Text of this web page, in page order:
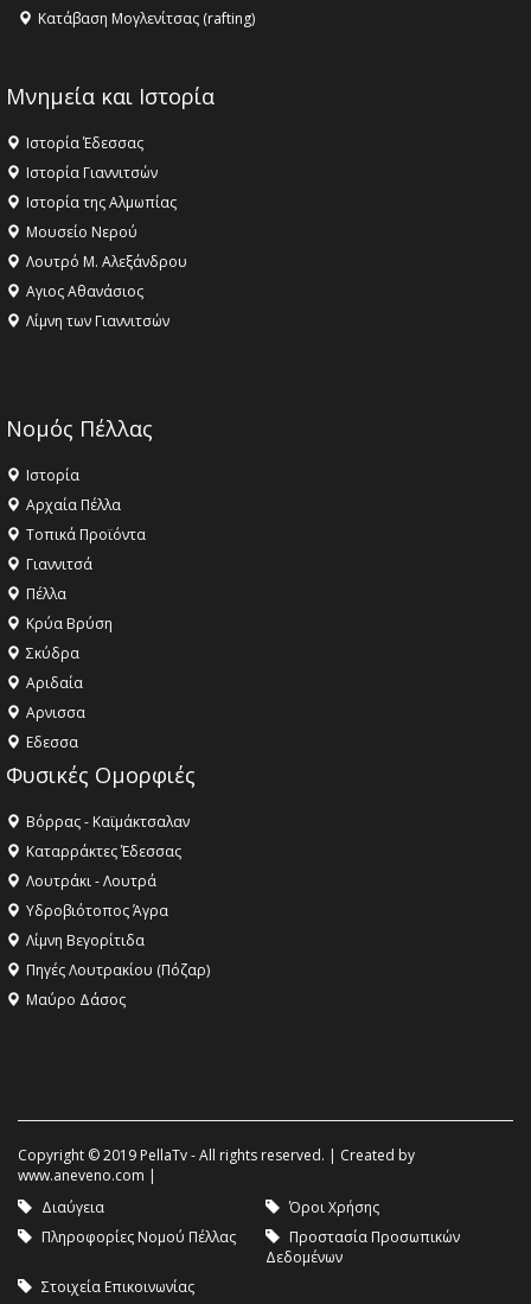
Κατάβαση Μογλενίτσας (rafting)
Μνημεία και Ιστορία
Ιστορία Έδεσσας
Ιστορία Γιαννιτσών
Ιστορία της Αλμωπίας
Μουσείο Νερού
Λουτρό Μ. Αλεξάνδρου
Αγιος Αθανάσιος
Λίμνη των Γιαννιτσών
Νομός Πέλλας
Ιστορία
Αρχαία Πέλλα
Τοπικά Προϊόντα
Γιαννιτσά
Πέλλα
Κρύα Βρύση
Σκύδρα
Αριδαία
Aρνισσα
Eδεσσα
Φυσικές Ομορφιές
Βόρρας - Καϊμάκτσαλαν
Καταρράκτες Έδεσσας
Λουτράκι - Λουτρά
Υδροβιότοπος Άγρα
Λίμνη Βεγορίτιδα
Πηγές Λουτρακίου (Πόζαρ)
Μαύρο Δάσος
Copyright © 2019 PellaTv - All rights reserved. | Created by
www.aneveno.com |
Διαύγεια
Όροι Χρήσης
Πληροφορίες Νομού Πέλλας
Προστασία Προσωπικών
Δεδομένων
Στοιχεία Επικοινωνίας